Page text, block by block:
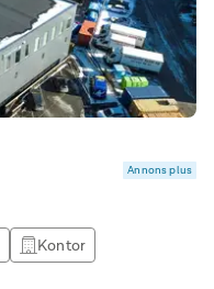
Annons plus
Kontor